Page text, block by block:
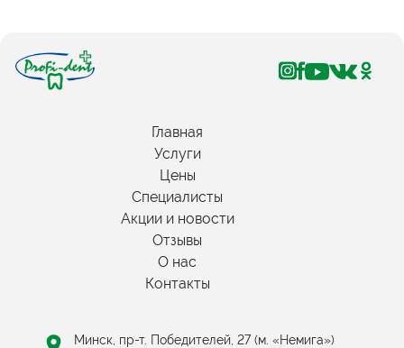
Главная
Услуги
Цены
Специалисты
Акции и новости
Отзывы
О нас
Контакты
Минск, пр-т. Победителей, 27 (м. «Немига»)